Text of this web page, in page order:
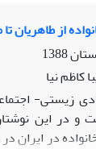
از طاهریان
کاظم نیا
زیستی-
و در این
در ایران